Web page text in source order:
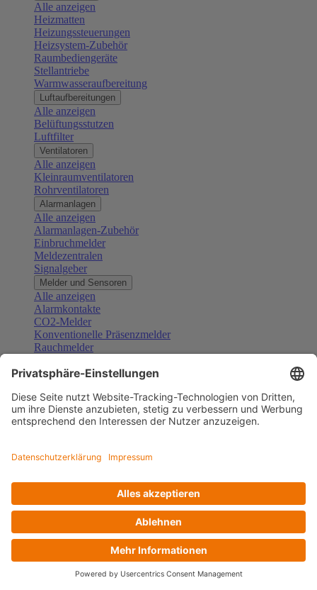
Alle anzeigen
Heizmatten
Heizungssteuerungen
Heizsystem-Zubehör
Raumbediengeräte
Stellantriebe
Warmwasseraufbereitung
Luftaufbereitungen
Alle anzeigen
Belüftungsstutzen
Luftfilter
Ventilatoren
Alle anzeigen
Kleinraumventilatoren
Rohrventilatoren
Alarmanlagen
Alle anzeigen
Alarmanlagen-Zubehör
Einbruchmelder
Meldezentralen
Signalgeber
Melder und Sensoren
Alle anzeigen
Alarmkontakte
CO2-Melder
Konventionelle Präsenzmelder
Rauchmelder
Gefahrenmelder
Türsprechanlagen
Alle anzeigen
Außenstationen
Klingeltaster und Gongs
Sprechanlagen-Sets
Zubehör Türkommunikation
Videoüberwachung
Zubehör Videoüberwachung
Alle anzeigen